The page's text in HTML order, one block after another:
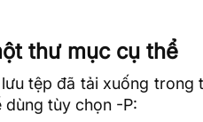
thư mục cụ thể
tệp đã tải xuống
tùy chọn -P: